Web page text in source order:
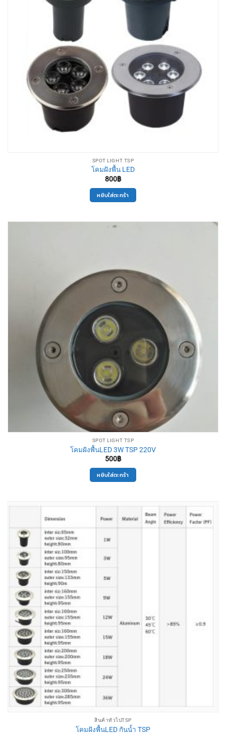
SPOT LIGHT TSP
โคมฝังพื้น LED
800฿
หยิบใส่ตะกร้า
SPOT LIGHT TSP
โคมฝังพื้นLED 3W TSP 220V
500฿
หยิบใส่ตะกร้า
สินค้าทั่วไปTSP
โคมฝังพื้นLED กันน้ำ TSP